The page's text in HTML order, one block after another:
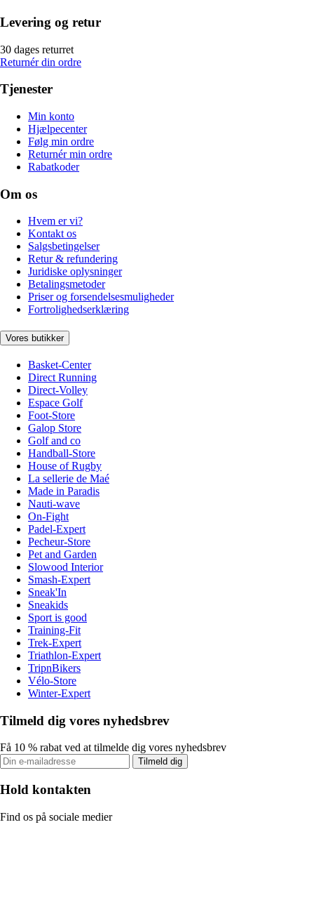
Levering og retur
30 dages returret
Returnér din ordre
Tjenester
Min konto
Hjælpecenter
Følg min ordre
Returnér min ordre
Rabatkoder
Om os
Hvem er vi?
Kontakt os
Salgsbetingelser
Retur & refundering
Juridiske oplysninger
Betalingsmetoder
Priser og forsendelsesmuligheder
Fortrolighedserklæring
Vores butikker
Basket-Center
Direct Running
Direct-Volley
Espace Golf
Foot-Store
Galop Store
Golf and co
Handball-Store
House of Rugby
La sellerie de Maé
Made in Paradis
Nauti-wave
On-Fight
Padel-Expert
Pecheur-Store
Pet and Garden
Slowood Interior
Smash-Expert
Sneak'In
Sneakids
Sport is good
Training-Fit
Trek-Expert
Triathlon-Expert
TripnBikers
Vélo-Store
Winter-Expert
Tilmeld dig vores nyhedsbrev
Få 10 % rabat ved at tilmelde dig vores nyhedsbrev
Tilmeld dig
Hold kontakten
Find os på sociale medier